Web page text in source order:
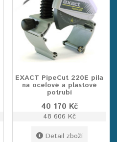
EXACT PipeCut 220E pila
na ocelové a plastové
potrubí
40 170 Kč
48 606 Kč
Detail zboží